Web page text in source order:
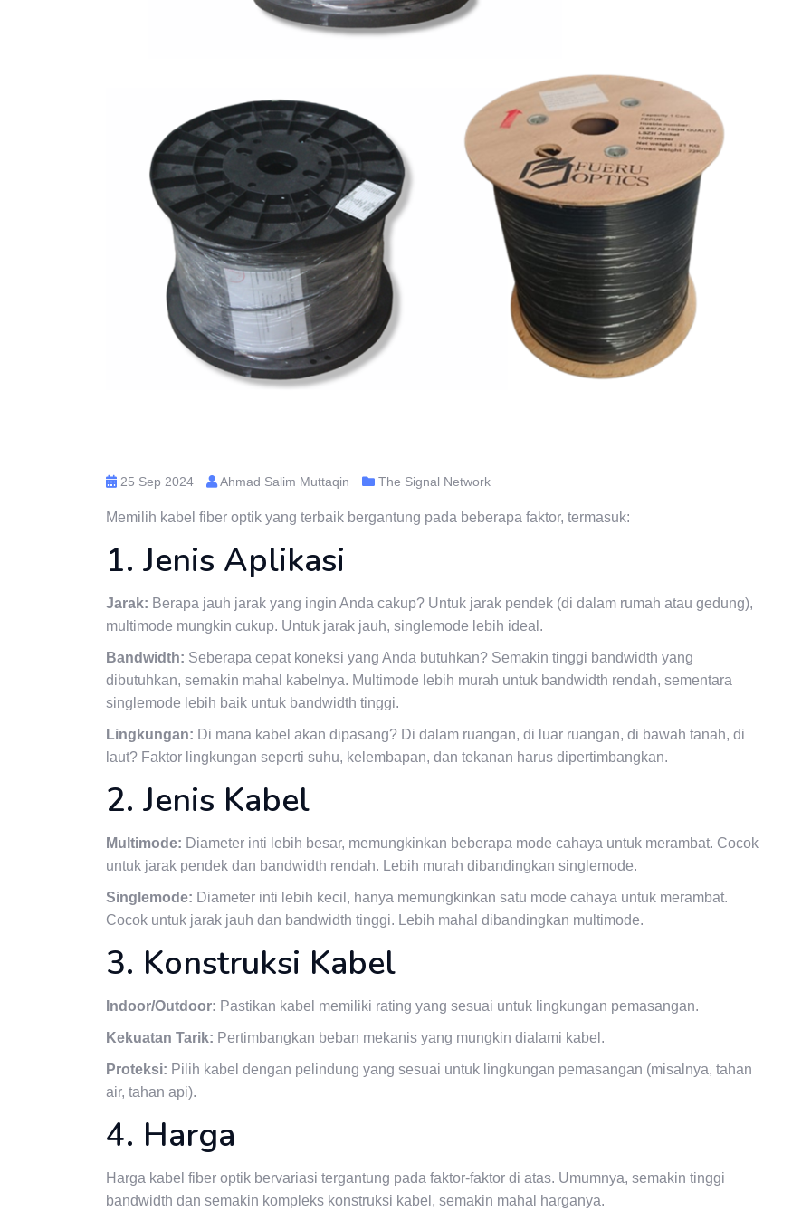
25 Sep 2024 Ahmad Salim Muttaqin The Signal Network
Memilih kabel fiber optik yang terbaik bergantung pada beberapa faktor, termasuk:
1. Jenis Aplikasi
Jarak: Berapa jauh jarak yang ingin Anda cakup? Untuk jarak pendek (di dalam rumah atau gedung),
multimode mungkin cukup. Untuk jarak jauh, singlemode lebih ideal.
Bandwidth: Seberapa cepat koneksi yang Anda butuhkan? Semakin tinggi bandwidth yang
dibutuhkan, semakin mahal kabelnya. Multimode lebih murah untuk bandwidth rendah, sementara
singlemode lebih baik untuk bandwidth tinggi.
Lingkungan: Di mana kabel akan dipasang? Di dalam ruangan, di luar ruangan, di bawah tanah, di
laut? Faktor lingkungan seperti suhu, kelembapan, dan tekanan harus dipertimbangkan.
2. Jenis Kabel
Multimode: Diameter inti lebih besar, memungkinkan beberapa mode cahaya untuk merambat. Cocok
untuk jarak pendek dan bandwidth rendah. Lebih murah dibandingkan singlemode.
Singlemode: Diameter inti lebih kecil, hanya memungkinkan satu mode cahaya untuk merambat.
Cocok untuk jarak jauh dan bandwidth tinggi. Lebih mahal dibandingkan multimode.
3. Konstruksi Kabel
Indoor/Outdoor: Pastikan kabel memiliki rating yang sesuai untuk lingkungan pemasangan.
Kekuatan Tarik: Pertimbangkan beban mekanis yang mungkin dialami kabel.
Proteksi: Pilih kabel dengan pelindung yang sesuai untuk lingkungan pemasangan (misalnya, tahan
air, tahan api).
4. Harga
Harga kabel fiber optik bervariasi tergantung pada faktor-faktor di atas. Umumnya, semakin tinggi
bandwidth dan semakin kompleks konstruksi kabel, semakin mahal harganya.